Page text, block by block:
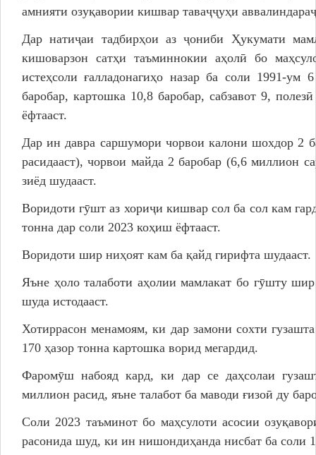
амнияти озуқавории кишвар таваҷҷуҳи
Дар натиҷаи тадбирҳои аз ҷониби Ҳукумати
кишоварзон сатҳи таъминнокии аҳолӣ бо
истеҳсоли ғалладонагиҳо назар ба соли 1991-
баробар, картошка 10,8 баробар, сабзавот 9,
ёфтааст.
Дар ин давра саршумори чорвои калони шохдор 2
расидааст), чорвои майда 2 баробар (6,6 миллион
зиёд шудааст.
Воридоти гӯшт аз хориҷи кишвар сол ба сол кам
тонна дар соли 2023 коҳиш ёфтааст.
Воридоти шир ниҳоят кам ба қайд гирифта шудааст.
Яъне ҳоло талаботи аҳолии мамлакат бо гӯшту
шуда истодааст.
Хотиррасон менамоям, ки дар замони сохти
170 ҳазор тонна картошка ворид мегардид.
Фаромӯш набояд кард, ки дар се даҳсолаи
миллион расид, яъне талабот ба маводи ғизоӣ ду
Соли 2023 таъминот бо маҳсулоти асосии
расонида шуд, ки ин нишондиҳанда нисбат ба соли